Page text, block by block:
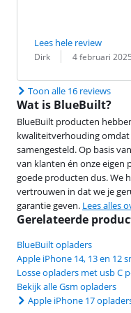
Lees hele review
Beoordeling door:
Dirk
Datum: 4 februari 2025
Toon alle 16 reviews
Wat is BlueBuilt?
BlueBuilt producten
kwaliteitverhouding omdat
samengesteld. Op basis
van klanten én onze eigen
goede producten dus. We
vertrouwen in dat we je
garantie geven. Lees alles
Gerelateerde
BlueBuilt opladers
Apple iPhone 14, 13 en 12
Losse opladers met usb C
Bekijk alle Gsm opladers
Apple iPhone 17